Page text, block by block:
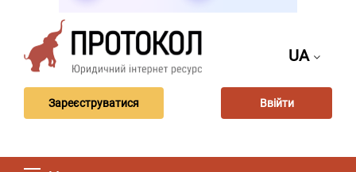
UA
Зареєструватися Ввійти